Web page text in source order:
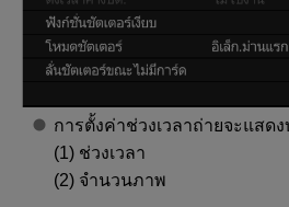
การตั้งค่าช่วงเวลาถ่ายจะแสด
(1) ช่วงเวลา
(2) จำนวนภาพ